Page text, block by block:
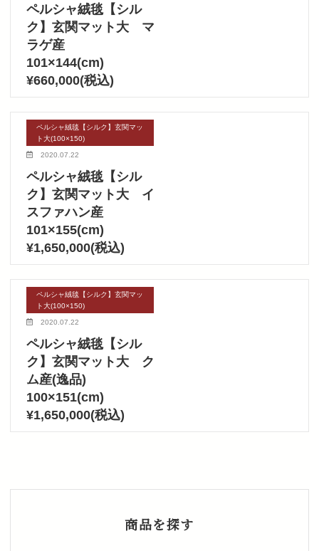
ペルシャ絨毯【シル
ク】玄関マット大 マ
ラゲ産
101×144(cm)
¥660,000(税込)
ペルシャ絨毯【シルク】玄関マッ
ト大(100×150)
2020.07.22
ペルシャ絨毯【シル
ク】玄関マット大 イ
スファハン産
101×155(cm)
¥1,650,000(税込)
ペルシャ絨毯【シルク】玄関マッ
ト大(100×150)
2020.07.22
ペルシャ絨毯【シル
ク】玄関マット大 ク
ム産(逸品)
100×151(cm)
¥1,650,000(税込)
商品を探す